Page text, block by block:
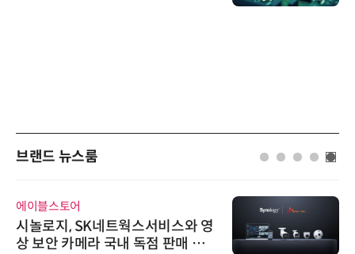
브랜드 뉴스룸
에이블스토어
시놀로지, SK네트웍스서비스와 영
상 보안 카메라 국내 독점 판매 파